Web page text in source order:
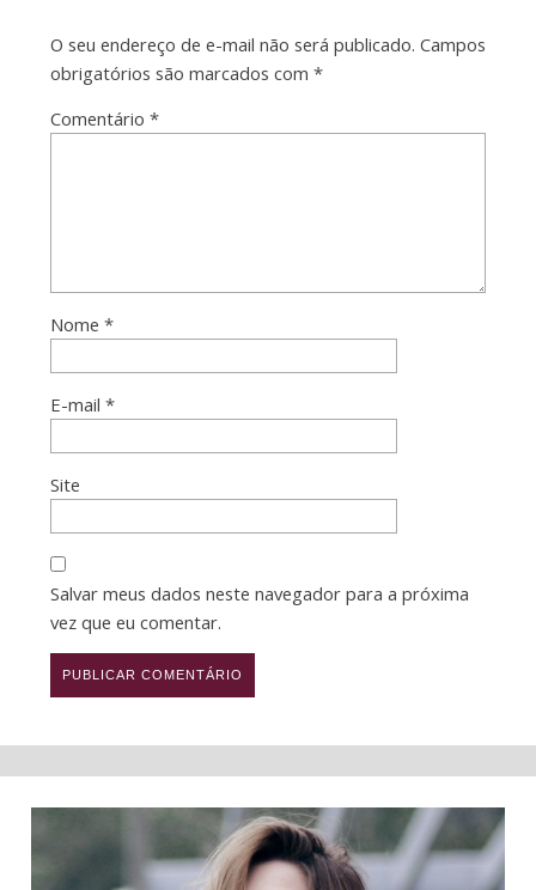
O seu endereço de e-mail não será publicado. Campos
obrigatórios são marcados com *
Comentário *
Nome *
E-mail *
Site
Salvar meus dados neste navegador para a próxima
vez que eu comentar.